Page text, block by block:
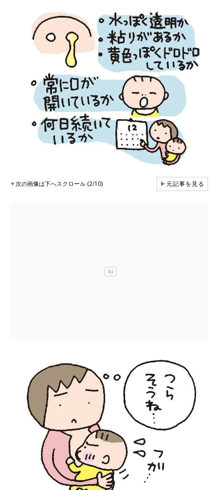
▼次の画像は下へスクロール (2/10) ▶元記事を見る